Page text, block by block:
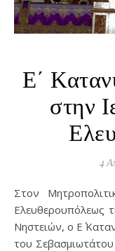
Ε΄
στην
4
Στον Μητροπολιτικό Ιερό Ναό του Αγίου Νικολάου
Ελευθερουπόλεως
Νηστειών, ο Ε΄
του